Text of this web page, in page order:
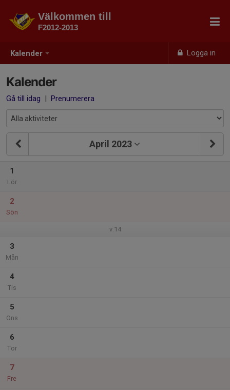
Kalender Logga in
Välkommen till
F2012-2013
Kalender
Gå till idag | Prenumerera
April 2023
1
Lör
2
Sön
v.14
3
Mån
4
Tis
5
Ons
6
Tor
7
Fre